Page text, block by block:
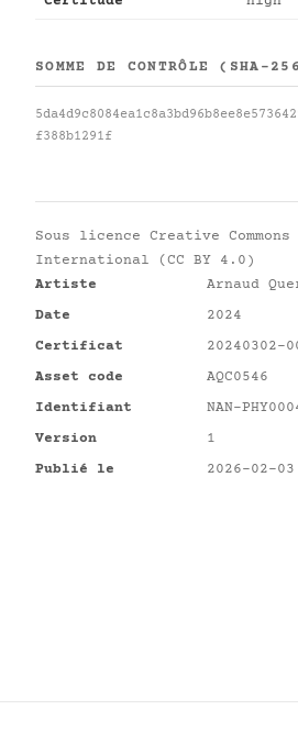
SOMME DE CONTRÔLE (SHA-
f388b1291f
Sous licence Creative
International (CC BY 4.0)
Artiste
Arnaud
Date
2024
Certificat
20240302-
Asset code
AQC0546
Identifiant
NAN-
Version
1
Publié le
2026-02-03